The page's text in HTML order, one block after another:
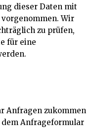
dieser Daten mit
Wir
zu prüfen,
für eine
Anfragen zukommen
dem Anfrageformular